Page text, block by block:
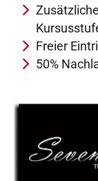
Freier
50%